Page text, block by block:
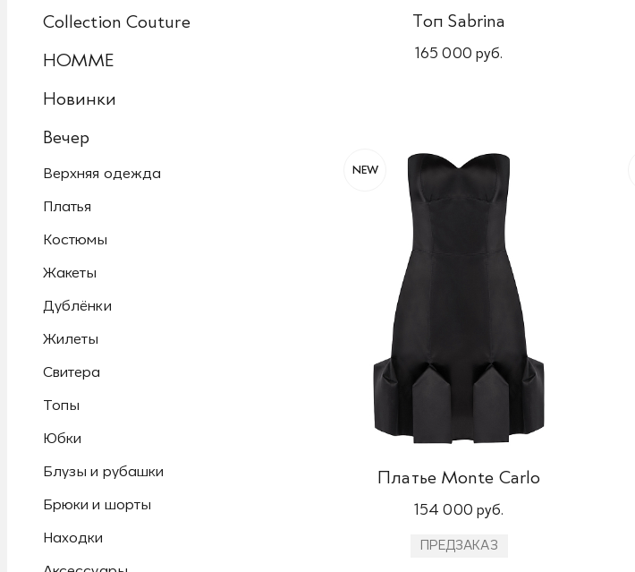
Collection Couture
HOMME
Новинки
Вечер
Верхняя одежда
Платья
Костюмы
Жакеты
Дублёнки
Жилеты
Свитера
Топы
Юбки
Блузы и рубашки
Брюки и шорты
Находки
Топ Sabrina
165 000 руб.
Платье Monte Carlo
154 000 руб.
ПРЕДЗАКАЗ
NEW